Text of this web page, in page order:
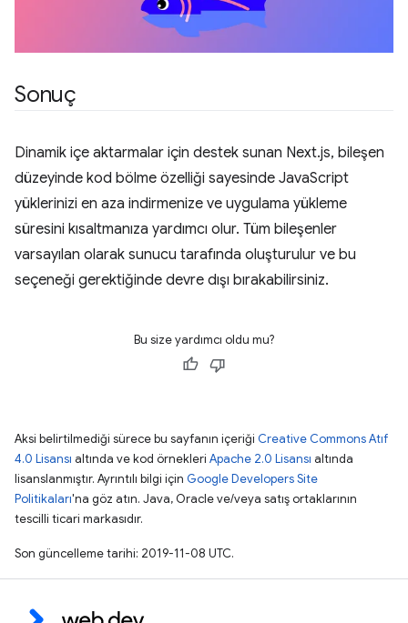
Sonuç
Dinamik içe aktarmalar için destek sunan Next.js, bileşen
düzeyinde kod bölme özelliği sayesinde JavaScript
yüklerinizi en aza indirmenize ve uygulama yükleme
süresini kısaltmanıza yardımcı olur. Tüm bileşenler
varsayılan olarak sunucu tarafında oluşturulur ve bu
seçeneği gerektiğinde devre dışı bırakabilirsiniz.
Bu size yardımcı oldu mu?
Aksi belirtilmediği sürece bu sayfanın içeriği Creative Commons Atıf
4.0 Lisansı altında ve kod örnekleri Apache 2.0 Lisansı altında
lisanslanmıştır. Ayrıntılı bilgi için Google Developers Site
Politikaları'na göz atın. Java, Oracle ve/veya satış ortaklarının
tescilli ticari markasıdır.
Son güncelleme tarihi: 2019-11-08 UTC.